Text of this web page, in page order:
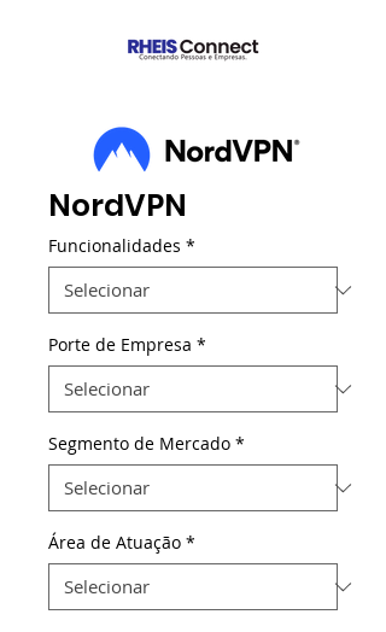
NordVPN
Funcionalidades *
Porte de Empresa *
Segmento de Mercado *
Área de Atuação *